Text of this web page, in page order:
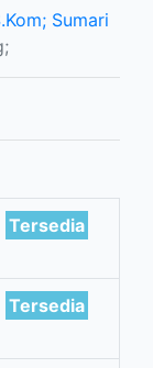
Sumari
Tersedia
Tersedia